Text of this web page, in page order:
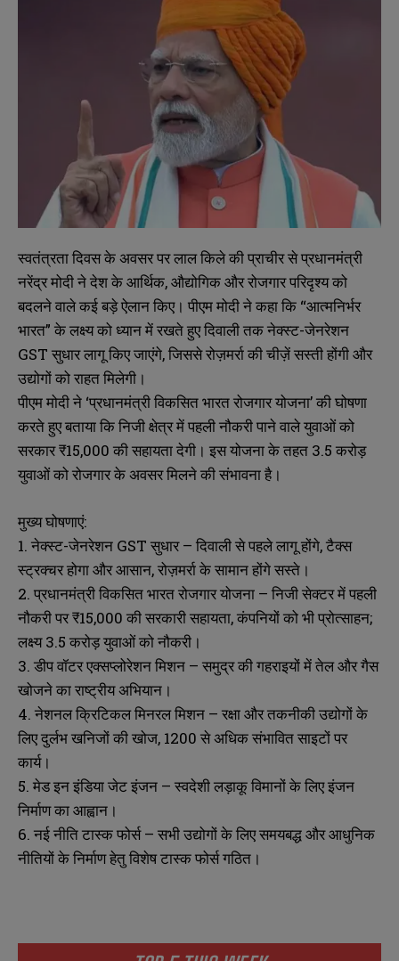
स्वतंत्रता दिवस के अवसर पर लाल किले की प्राचीर से प्रधानमंत्री
नरेंद्र मोदी ने देश के आर्थिक, औद्योगिक और रोजगार परिदृश्य को
बदलने वाले कई बड़े ऐलान किए। पीएम मोदी ने कहा कि “आत्मनिर्भर
भारत” के लक्ष्य को ध्यान में रखते हुए दिवाली तक नेक्स्ट-जेनरेशन
GST सुधार लागू किए जाएंगे, जिससे रोज़मर्रा की चीज़ें सस्ती होंगी और
उद्योगों को राहत मिलेगी।
पीएम मोदी ने ‘प्रधानमंत्री विकसित भारत रोजगार योजना’ की घोषणा
करते हुए बताया कि निजी क्षेत्र में पहली नौकरी पाने वाले युवाओं को
सरकार ₹15,000 की सहायता देगी। इस योजना के तहत 3.5 करोड़
युवाओं को रोजगार के अवसर मिलने की संभावना है।
मुख्य घोषणाएं:
1. नेक्स्ट-जेनरेशन GST सुधार – दिवाली से पहले लागू होंगे, टैक्स
स्ट्रक्चर होगा और आसान, रोज़मर्रा के सामान होंगे सस्ते।
2. प्रधानमंत्री विकसित भारत रोजगार योजना – निजी सेक्टर में पहली
नौकरी पर ₹15,000 की सरकारी सहायता, कंपनियों को भी प्रोत्साहन;
लक्ष्य 3.5 करोड़ युवाओं को नौकरी।
3. डीप वॉटर एक्सप्लोरेशन मिशन – समुद्र की गहराइयों में तेल और गैस
खोजने का राष्ट्रीय अभियान।
4. नेशनल क्रिटिकल मिनरल मिशन – रक्षा और तकनीकी उद्योगों के
लिए दुर्लभ खनिजों की खोज, 1200 से अधिक संभावित साइटों पर
कार्य।
5. मेड इन इंडिया जेट इंजन – स्वदेशी लड़ाकू विमानों के लिए इंजन
निर्माण का आह्वान।
6. नई नीति टास्क फोर्स – सभी उद्योगों के लिए समयबद्ध और आधुनिक
नीतियों के निर्माण हेतु विशेष टास्क फोर्स गठित।